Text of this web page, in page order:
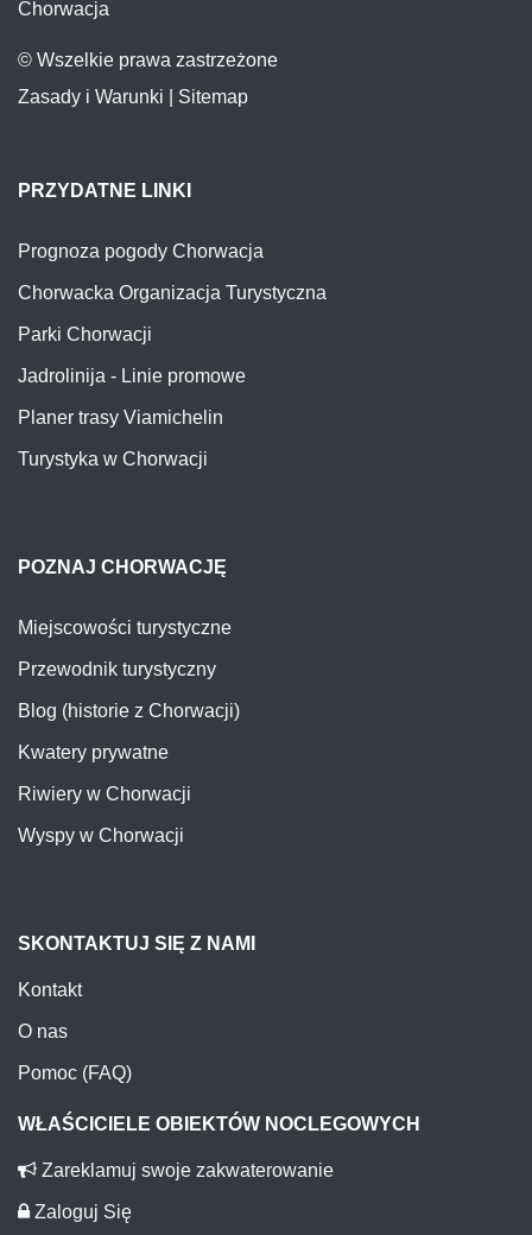
Chorwacja
© Wszelkie prawa zastrzeżone
Zasady i Warunki
Sitemap
PRZYDATNE LINKI
Prognoza pogody Chorwacja
Chorwacka Organizacja Turystyczna
Parki Chorwacji
Jadrolinija - Linie promowe
Planer trasy Viamichelin
Turystyka w Chorwacji
POZNAJ CHORWACJĘ
Miejscowości turystyczne
Przewodnik turystyczny
Blog (historie z Chorwacji)
Kwatery prywatne
Riwiery w Chorwacji
Wyspy w Chorwacji
SKONTAKTUJ SIĘ Z NAMI
Kontakt
O nas
Pomoc (FAQ)
WŁAŚCICIELE OBIEKTÓW NOCLEGOWYCH
Zareklamuj swoje zakwaterowanie
Zaloguj Się